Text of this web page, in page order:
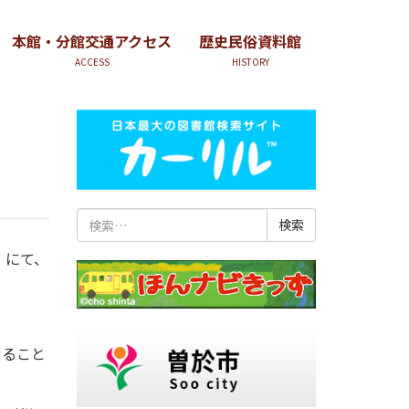
本館・分館交通アクセス
ACCESS
歴史民俗資料館
HISTORY
て、
こと
索: